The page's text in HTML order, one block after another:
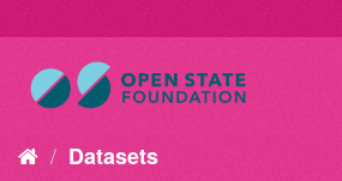
Datasets